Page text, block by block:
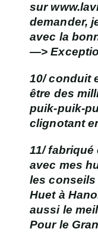
sur
demander,
avec la
—>
10/ conduit
être des
puik-puik-
clignotant
11/
avec mes
les conseils
Huet à
aussi le
Pour le